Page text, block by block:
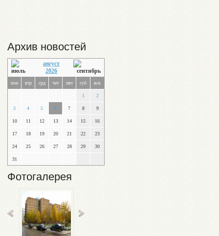
Архив новостей
август
2026
пон втр срд чет пят суб вск
1 2
3 4 5 6 7 8 9
10 11 12 13 14 15 16
17 18 19 20 21 22 23
24 25 26 27 28 29 30
31
Фотогалерея